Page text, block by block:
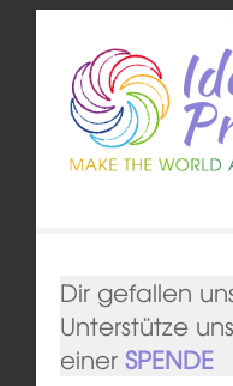
Dir gefallen
Unterstütze
einer SPENDE